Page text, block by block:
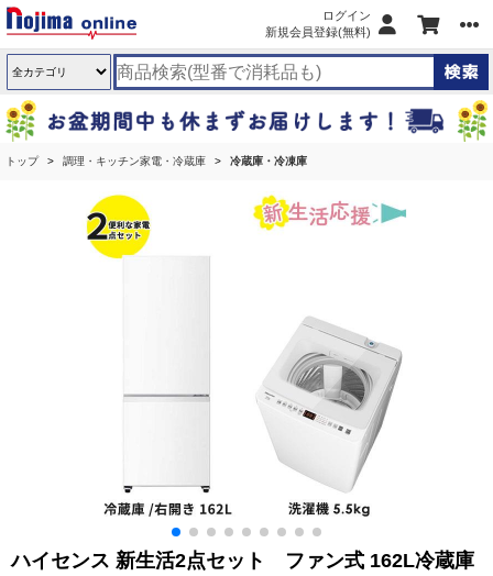
ログイン
新規会員登録(無料)
トップ 調理・キッチン家電・冷蔵庫 冷蔵庫・冷凍庫
ハイセンス 新生活2点セット ファン式 162L冷蔵庫